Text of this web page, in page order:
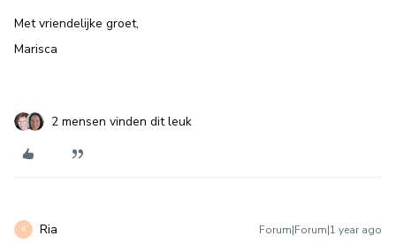
Met vriendelijke groet,
Marisca
2 mensen vinden dit leuk
R Ria Forum|Forum|1 year ago